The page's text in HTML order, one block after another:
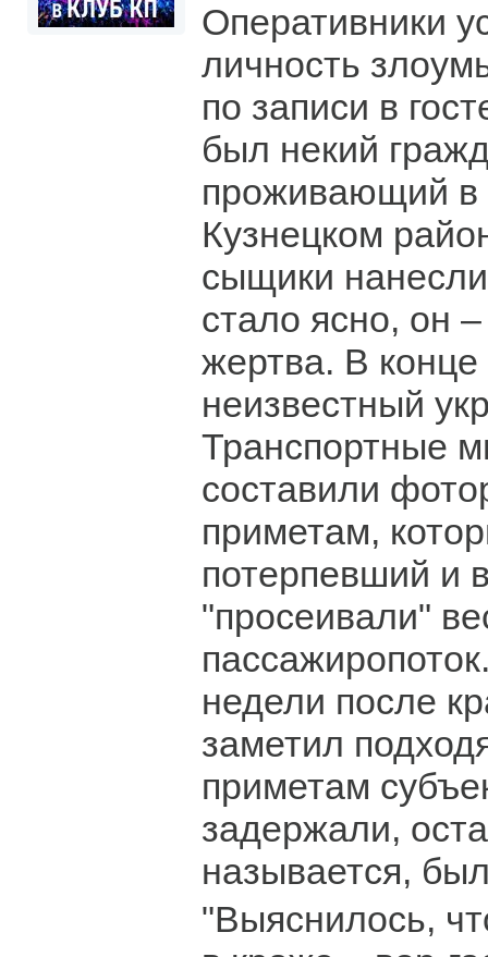
Оперативники
личность
по записи в
был некий
проживающий в
Кузнецком
сыщики
стало ясно, он
жертва. В конце
неизвестный
Транспортные
составили
приметам,
потерпевший и
"просеивали"
недели после
заметил
приметам
задержали,
называется,
"Выяснилось,